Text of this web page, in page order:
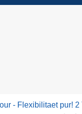
- Flexibilitaet pur!